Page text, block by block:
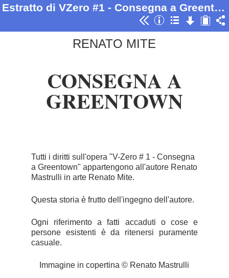
Estratto di VZero #1 - Consegna a Greentown
RENATO MITE
CONSEGNA A
GREENTOWN
Tutti i diritti sull'opera "V-Zero # 1 - Consegna
a Greentown" appartengono all'autore Renato
Mastrulli in arte Renato Mite.
Questa storia è frutto dell'ingegno dell'autore.
Ogni riferimento a fatti accaduti o cose e
persone esistenti è da ritenersi puramente
casuale.
Immagine in copertina © Renato Mastrulli